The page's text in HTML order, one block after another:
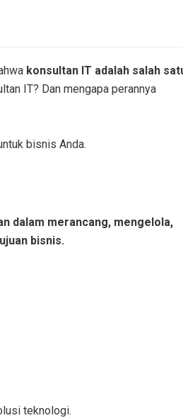
konsultan IT adalah salah
IT? Dan mengapa perannya
bisnis Anda.
dalam merancang, mengelola,
bisnis.
teknologi.